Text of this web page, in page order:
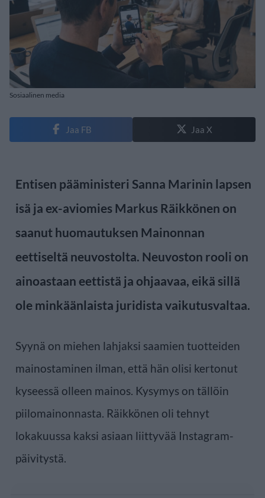
Sosiaalinen media
Jaa FB Jaa X
Entisen pääministeri Sanna Marinin lapsen
isä ja ex-aviomies Markus Räikkönen on
saanut huomautuksen Mainonnan
eettiseltä neuvostolta. Neuvoston rooli on
ainoastaan eettistä ja ohjaavaa, eikä sillä
ole minkäänlaista juridista vaikutusvaltaa.
Syynä on miehen lahjaksi saamien tuotteiden
mainostaminen ilman, että hän olisi kertonut
kyseessä olleen mainos. Kysymys on tällöin
piilomainonnasta. Räikkönen oli tehnyt
lokakuussa kaksi asiaan liittyvää Instagram-
päivitystä.